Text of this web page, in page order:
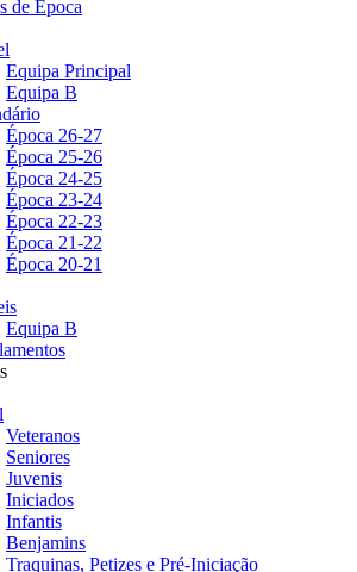
de Época
Equipa Principal
Equipa B
Época 26-27
Época 25-26
Época 24-25
Época 23-24
Época 22-23
Época 21-22
Época 20-21
Equipa B
Veteranos
Seniores
Juvenis
Iniciados
Infantis
Benjamins
Traquinas, Petizes e Pré-Iniciação